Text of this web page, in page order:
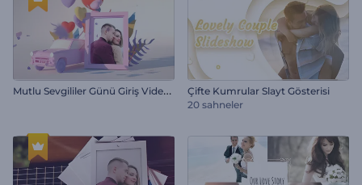
M
utlu Sevgililer Günü Giriş Videosu
Çifte Kumrular Slayt Gösterisi
20 sahneler